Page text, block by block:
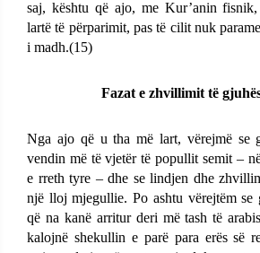
saj, kështu që ajo, me Kur’anin
lartë të përparimit, pas të cilit nuk
i madh.(15)
Fazat e zhvillimit të
Nga ajo që u tha më lart, vërejmë se
vendin më të vjetër të popullit semit –
e rreth tyre – dhe se lindjen dhe
një lloj mjegullie. Po ashtu vërejtëm se
që na kanë arritur deri më tash të
kalojnë shekullin e parë para erës së